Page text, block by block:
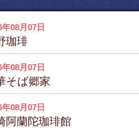
08月07日
珈琲
08月07日
そば郷家
08月07日
阿蘭陀珈琲館